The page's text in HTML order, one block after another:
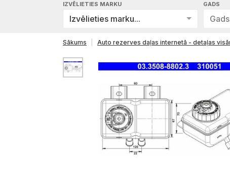
IZVĒLIETIES MARKU
Izvēlieties marku...
GADS
Sākums Auto rezerves daļas internetā - detaļas